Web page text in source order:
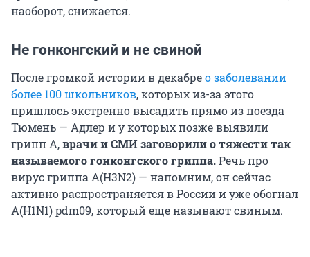
наоборот, снижается.
Не гонконгский и не свиной
После громкой истории в декабрео заболевании
более 100 школьников, которых из-за этого
пришлось экстренно высадить прямо из поезда
Тюмень — Адлер и у которых позже выявили
грипп А,врачи и СМИ заговорили о тяжести так
называемого гонконгского гриппа.Речь про
вирус гриппа А(H3N2) — напомним, он сейчас
активно распространяется в России и уже обогнал
А(H1N1) pdm09, который еще называют свиным.